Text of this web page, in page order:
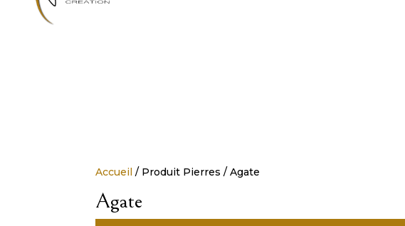
Accueil / Produit Pierres / Agate
Agate